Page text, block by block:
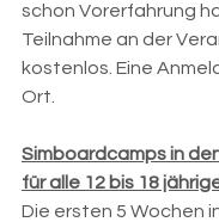
schon Vorerfahrung
Teilnahme an der
kostenlos. Eine
Ort.
Simboardcamps in
für alle 12 bis 18
Die ersten 5 Wochen